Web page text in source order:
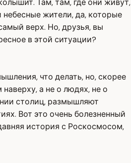
Там, там, где они живут,
небесные жители, да, которые
верх. Но, друзья, вы
в этой ситуации?
что делать, но, скорее
а не о людях, не о
столиц, размышляют
Вот это очень болезненный
история с Роскосмосом,